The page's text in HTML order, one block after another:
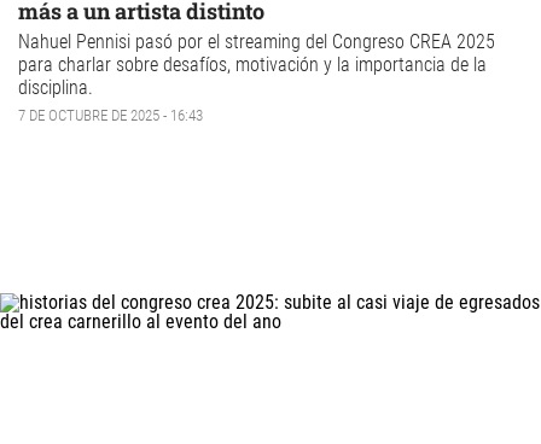
más a un artista distinto
Nahuel Pennisi pasó por el streaming del Congreso CREA 2025
para charlar sobre desafíos, motivación y la importancia de la
disciplina.
7 DE OCTUBRE DE 2025 - 16:43